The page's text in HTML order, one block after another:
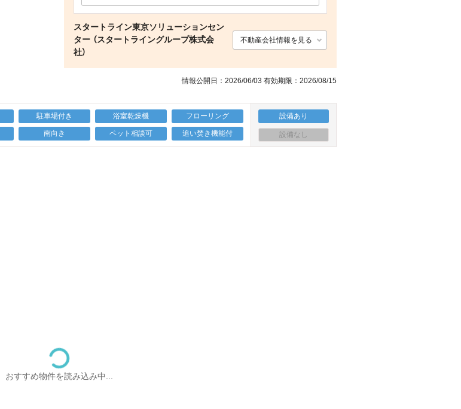
スタートライン東京ソリューションセン
ター （スタートライングループ株式会
社）
不動産会社情報を見る
情報公開日：2026/06/03 有効期限：2026/08/15
駐車場付き 浴室乾燥機 フローリング
南向き ペット相談可 追い焚き機能付
設備あり
設備なし
おすすめ物件を読み込み中...